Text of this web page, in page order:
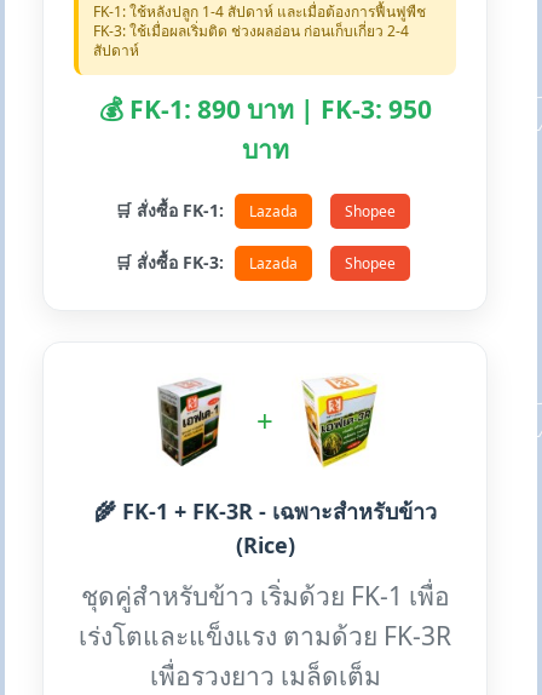
FK-1: ใช้หลังปลูก 1-4 สัปดาห์ และเมื่อต้องการฟื้นฟูพืช
FK-3: ใช้เมื่อผลเริ่มติด ช่วงผลอ่อน ก่อนเก็บเกี่ยว 2-4
สัปดาห์
💰 FK-1: 890 บาท | FK-3: 950
บาท
🛒 สั่งซื้อ FK-1: Lazada Shopee
🛒 สั่งซื้อ FK-3: Lazada Shopee
+
🌾 FK-1 + FK-3R - เฉพาะสำหรับข้าว
(Rice)
ชุดคู่สำหรับข้าว เริ่มด้วย FK-1 เพื่อ
เร่งโตและแข็งแรง ตามด้วย FK-3R
เพื่อรวงยาว เมล็ดเต็ม